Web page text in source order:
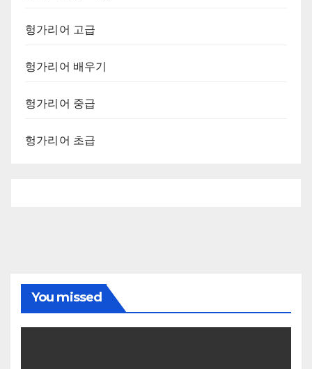
헝가리어 고급
헝가리어 배우기
헝가리어 중급
헝가리어 초급
You missed